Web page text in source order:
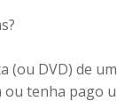
(ou DVD) de
tenha pago